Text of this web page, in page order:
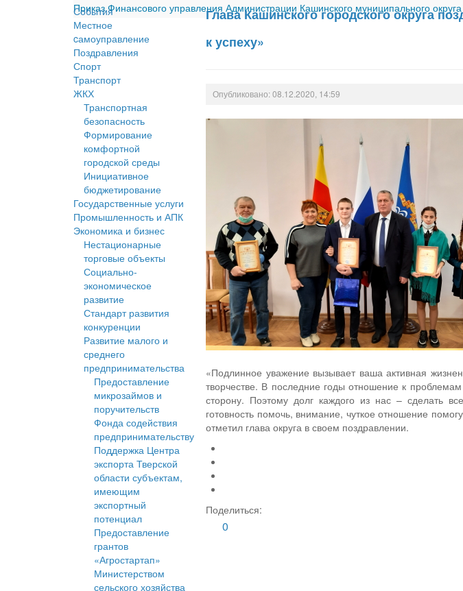
Приказ Финансового управления Администрации Кашинского муниципального
События
Местное
cамоуправление
Поздравления
Спорт
Транспорт
ЖКХ
Транспортная
безопасность
Формирование
комфортной
городской среды
Инициативное
бюджетирование
Государственные услуги
Промышленность и АПК
Экономика и бизнес
Нестационарные
торговые объекты
Социально-
экономическое
развитие
Стандарт развития
конкуренции
Развитие малого и
среднего
предпринимательства
Предоставление
микрозаймов и
поручительств
Фонда содействия
предпринимательству
Поддержка Центра
экспорта Тверской
области субъектам,
имеющим
экспортный
потенциал
Предоставление
грантов
«Агростартап»
Министерством
сельского хозяйства
Глава Кашинского городского округа
к успеху»
Опубликовано: 08.12.2020, 14:59
«Подлинное уважение вызывает ваша активная
творчестве. В последние годы отношение к
сторону. Поэтому долг каждого из нас – сделать
готовность помочь, внимание, чуткое отношение
отметил глава округа в своем поздравлении.
Поделиться:
0